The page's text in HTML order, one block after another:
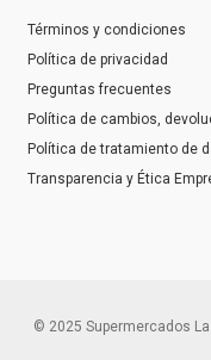
Términos y condiciones
Política de privacidad
Preguntas frecuentes
Política de cambios,
Política de tratamiento de
Transparencia y Ética
© 2025 Supermercados